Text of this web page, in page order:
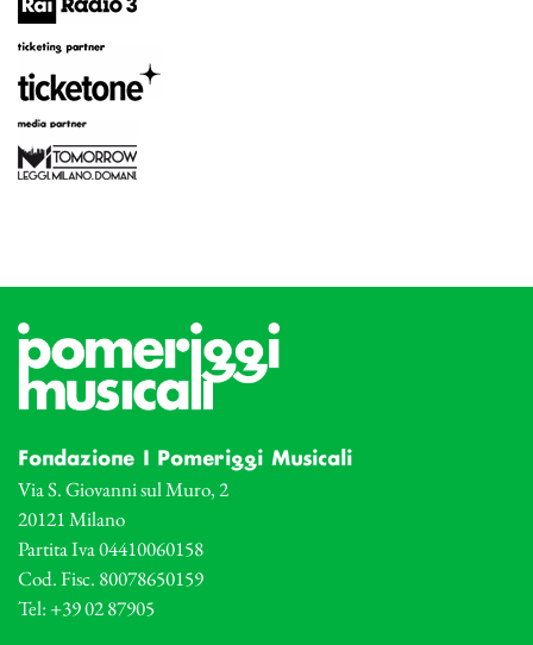
Fondazione I Pomeriggi Musicali
Via S. Giovanni sul Muro, 2
20121 Milano
Partita Iva 04410060158
Cod. Fisc. 80078650159
Tel: +39 02 87905